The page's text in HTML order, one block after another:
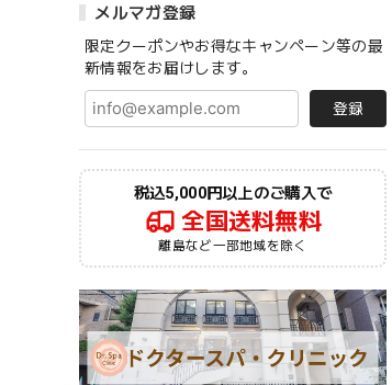
メルマガ登録
限定クーポンやお得なキャンペーン等の最
新情報をお届けします。
登録
税込5,000円以上のご購入で
全国送料無料
離島など一部地域を除く